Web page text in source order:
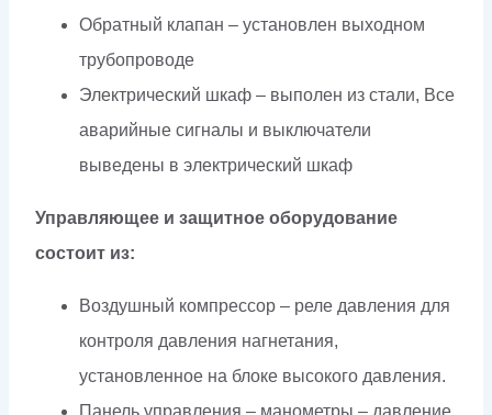
Обратный клапан – установлен выходном
трубопроводе
Электрический шкаф – выполен из стали, Все
аварийные сигналы и выключатели
выведены в электрический шкаф
Управляющее и защитное оборудование
состоит из:
Воздушный компрессор – реле давления для
контроля давления нагнетания,
установленное на блоке высокого давления.
Панель управления – манометры – давление